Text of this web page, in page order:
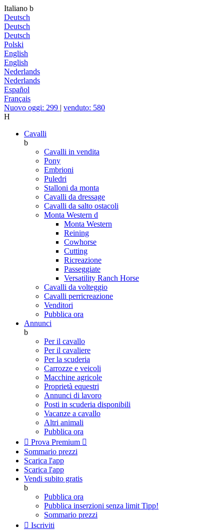
Italiano b
Deutsch
Deutsch
Deutsch
Polski
English
English
Nederlands
Nederlands
Español
Français
Nuovo oggi: 299 | venduto: 580
H
Cavalli
b
Cavalli in vendita
Pony
Embrioni
Puledri
Stalloni da monta
Cavalli da dressage
Cavalli da salto ostacoli
Monta Western d
Monta Western
Reining
Cowhorse
Cutting
Ricreazione
Passeggiate
Versatility Ranch Horse
Cavalli da volteggio
Cavalli perricreazione
Venditori
Pubblica ora
Annunci
b
Per il cavallo
Per il cavaliere
Per la scuderia
Carrozze e veicoli
Macchine agricole
Proprietà equestri
Annunci di lavoro
Posti in scuderia disponibili
Vacanze a cavallo
Altri animali
Pubblica ora
 Prova Premium 
Sommario prezzi
Scarica l'app
Scarica l'app
Vendi subito gratis
b
Pubblica ora
Pubblica inserzioni senza limit Tipp!
Sommario prezzi
 Iscriviti